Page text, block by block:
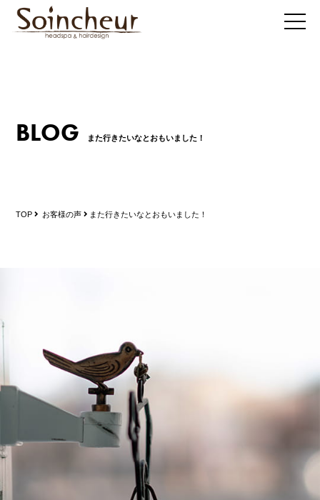
BLOG また行きたいなとおもいました！
TOP お客様の声 また行きたいなとおもいました！